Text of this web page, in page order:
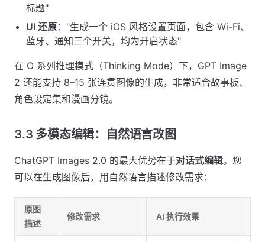
标题"
UI 还原："生成一个 iOS 风格设置页面，包含 Wi-Fi、
蓝牙、通知三个开关，均为开启状态"
在 O 系列推理模式（Thinking Mode）下，GPT Image
2 还能支持 8–15 张连贯图像的生成，非常适合故事板、
角色设定集和漫画分镜。
3.3 多模态编辑：自然语言改图
ChatGPT Images 2.0 的最大优势在于对话式编辑。您
可以在生成图像后，用自然语言描述修改需求：
原图
描述
修改需求 AI 执行效果